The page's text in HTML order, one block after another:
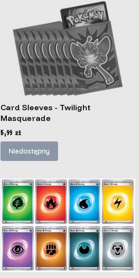
Card Sleeves - Twilight
Masquerade
Cena
5,99 zł
Niedostępny